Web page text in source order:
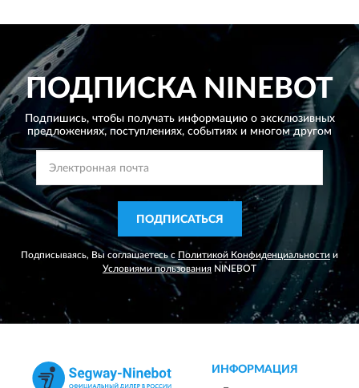
ПОДПИСКА NINEBOT
Подпишись, чтобы получать информацию о эксклюзивных
предложениях, поступлениях, событиях и многом другом
ПОДПИСАТЬСЯ
Подписываясь, Вы соглашаетесь с Политикой Конфиденциальности и
Условиями пользования NINEBOT
ИНФОРМАЦИЯ